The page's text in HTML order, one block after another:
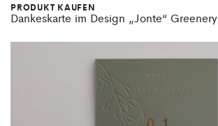
PRODUKT KAUFEN
Dankeskarte im Design „Jonte“ Greenery